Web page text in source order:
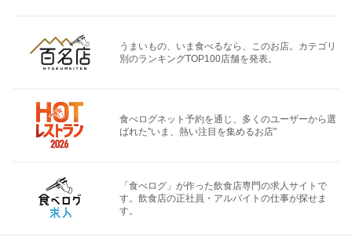
うまいもの、いま食べるなら、このお店。カテゴリ
別のランキングTOP100店舗を発表。
食べログネット予約を通じ、多くのユーザーから選
ばれた"いま、熱い注目を集めるお店"
「食べログ」が作った飲食店専門の求人サイトで
す。飲食店の正社員・アルバイトの仕事が探せま
す。